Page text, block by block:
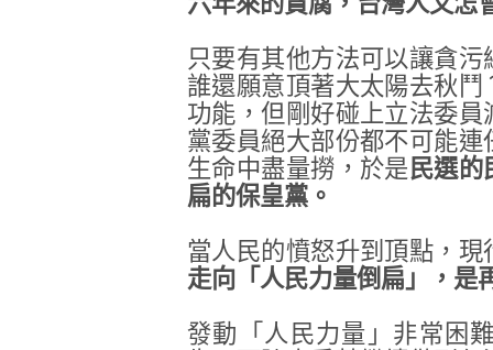
只要有其他方法可以讓貪
誰還願意頂著大太陽去秋
功能，但剛好碰上立法委
黨委員絕大部份都不可能
生命中盡量撈，於是民選的
扁的保皇黨。
當人民的憤怒升到頂點，
走向「人民力量倒扁」，是
發動「人民力量」非常困